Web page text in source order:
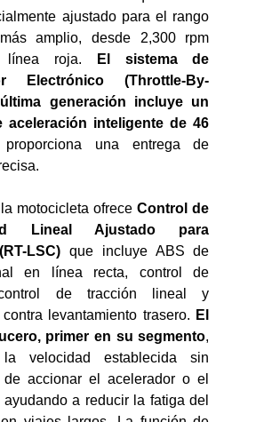
ajustado para el rango
amplio, desde 2,300 rpm
línea roja.
El sistema de
Electrónico (Throttle-By-
generación incluye un
aceleración inteligente de 46
una entrega de
la motocicleta ofrece Control de
Lineal Ajustado para
LSC) que incluye ABS de
en línea recta, control de
de tracción lineal y
levantamiento trasero. El
primer en su segmento,
la velocidad establecida sin
de accionar el acelerador o el
ayudando a reducir la fatiga del